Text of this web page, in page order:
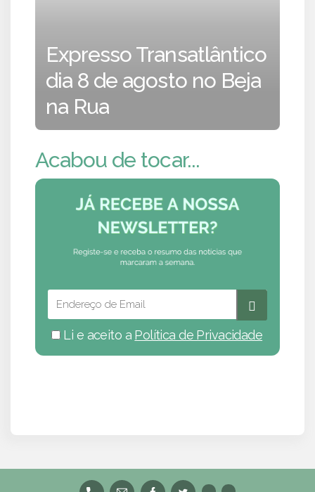
Expresso Transatlântico
dia 8 de agosto no Beja
na Rua
Acabou de tocar...
Li e aceito a Política de Privacidade